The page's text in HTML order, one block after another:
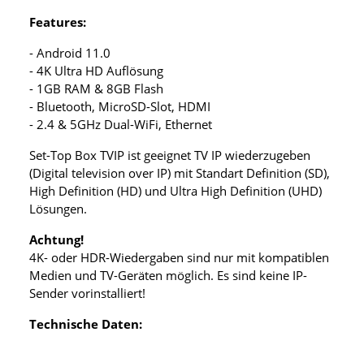
Features:
- Android 11.0
- 4K Ultra HD Auflösung
- 1GB RAM & 8GB Flash
- Bluetooth, MicroSD-Slot, HDMI
- 2.4 & 5GHz Dual-WiFi, Ethernet
Set-Top Box TVIP ist geeignet TV IP wiederzugeben
(Digital television over IP) mit Standart Definition (SD),
High Definition (HD) und Ultra High Definition (UHD)
Lösungen.
Achtung!
4K- oder HDR-Wiedergaben sind nur mit kompatiblen
Medien und TV-Geräten möglich. Es sind keine IP-
Sender vorinstalliert!
Technische Daten: